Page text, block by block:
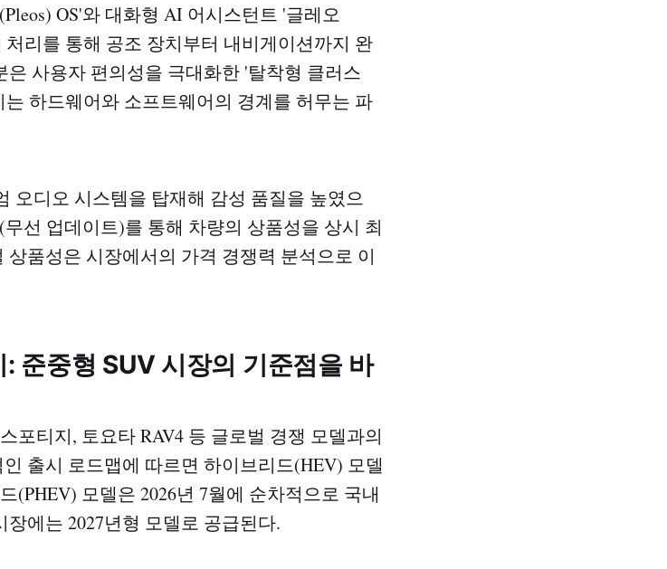
OS'와 대화형 AI 어시스턴트 '글레오
리를 통해 공조 장치부터 내비게이션까지 완
사용자 편의성을 극대화한 '탈착형 클러스
하드웨어와 소프트웨어의 경계를 허무는 파
오디오 시스템을 탑재해 감성 품질을 높였으
선 업데이트)를 통해 차량의 상품성을 상시 최
품성은 시장에서의 가격 경쟁력 분석으로 이
준중형 SUV 시장의 기준점을 바
포티지, 토요타 RAV4 등 글로벌 경쟁 모델과의
출시 로드맵에 따르면 하이브리드(HEV) 모델
(PHEV) 모델은 2026년 7월에 순차적으로 국내
에는 2027년형 모델로 공급된다.